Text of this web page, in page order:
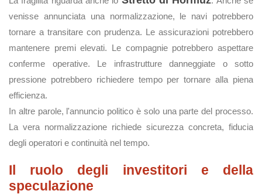
venisse annunciata una normalizzazione, le navi potrebbero
tornare a transitare con prudenza. Le assicurazioni potrebbero
mantenere premi elevati. Le compagnie potrebbero aspettare
conferme operative. Le infrastrutture danneggiate o sotto
pressione potrebbero richiedere tempo per tornare alla piena
efficienza.
In altre parole, l'annuncio politico è solo una parte del processo.
La vera normalizzazione richiede sicurezza concreta, fiducia
degli operatori e continuità nel tempo.
Il ruolo degli investitori e della
speculazione